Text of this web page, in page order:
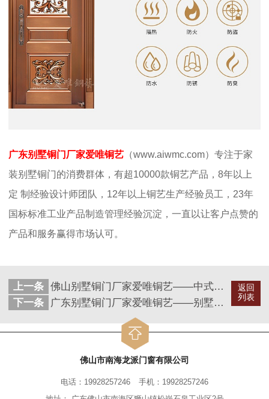
广东别墅铜门厂家爱唯铜艺 （www.aiwmc.com）专注于家
装别墅铜门的消费群体，有超10000款铜艺产品，8年以上
定 制经验设计师团队，12年以上铜艺生产经验员工，23年
国标标准工业产品制造管理经验沉淀，一直以让客户点赞的
产品和服务赢得市场认可。
返回
列表
上一条 佛山别墅铜门厂家爱唯铜艺——中式风格木纹腐蚀效果铜门
下一条
广东别墅铜门厂家爱唯铜艺——别墅铜门款式“摩登时代”
佛山市南海龙派门窗有限公司
电话：19928257246
手机：19928257246